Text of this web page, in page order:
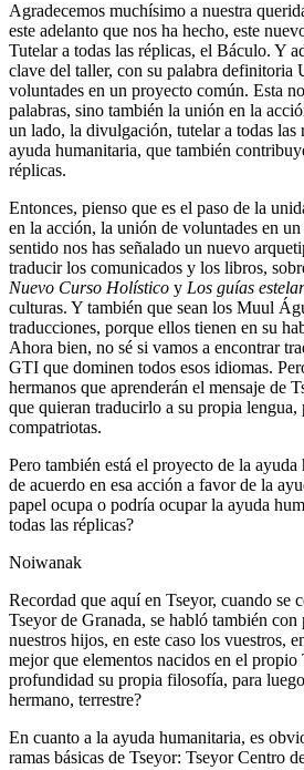
Agradecemos muchísimo a nuestra
este adelanto que nos ha hecho, este
Tutelar a todas las réplicas, el Báculo. Y
clave del taller, con su palabra
voluntades en un proyecto común. Esta
palabras, sino también la unión en la
un lado, la divulgación, tutelar a todas las
ayuda humanitaria, que también
réplicas.
Entonces, pienso que es el paso de la
en la acción, la unión de voluntades en
sentido nos has señalado un nuevo
traducir los comunicados y los libros,
Nuevo Curso Holístico y Los guías
culturas. Y también que sean los Muul
traducciones, porque ellos tienen en su
Ahora bien, no sé si vamos a encontrar
GTI que dominen todos esos idiomas.
hermanos que aprenderán el mensaje de
que quieran traducirlo a su propia lengua,
compatriotas.
Pero también está el proyecto de la
de acuerdo en esa acción a favor de la
papel ocupa o podría ocupar la ayuda
todas las réplicas?
Noiwanak
Recordad que aquí en Tseyor, cuando se
Tseyor de Granada, se habló también con
nuestros hijos, en este caso los vuestros,
mejor que elementos nacidos en el propio
profundidad su propia filosofía, para
hermano, terrestre?
En cuanto a la ayuda humanitaria, es
ramas básicas de Tseyor: Tseyor Centro